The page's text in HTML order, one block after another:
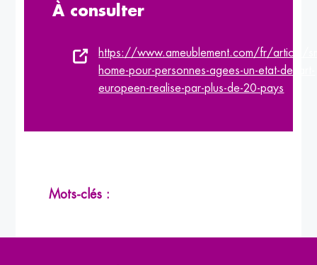
À consulter
https://www.ameublement.com/fr/article/
home-pour-personnes-agees-un-etat-de-lart-
europeen-realise-par-plus-de-20-pays
Mots-clés :